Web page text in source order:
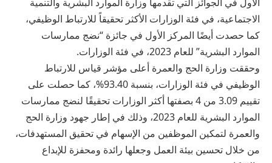
الاجتماعية، في فئة الوزارات الأكثر تحقيقاً للارتباط الوظيفي،
كما حصدت أيضًا المركز الأول في جائزة “نضج ممارسات
الموارد البشرية” للعام 2023، في فئة الوزارات.
وحققت وزارة الحج والعمرة أعلى مؤشر قياس للارتباط
الوظيفي في فئة الوزارات، بنسبة 93.40%، كما حصلت على
تقييم 3.09 من 4 بصفتها أكثر الوزارات تحقيقًا لنضج ممارسات
الموارد البشرية للعام 2023، وذلك في إطار جهود وزارة الحج
والعمرة لتمكين الموظفين من الإسهام في تحقيق المستهدفات،
من خلال تحسين بيئة العمل وجعلها رائدة ومحفزة للإبداع